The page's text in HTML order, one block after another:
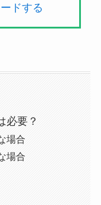
ドする
必要？
場合
場合